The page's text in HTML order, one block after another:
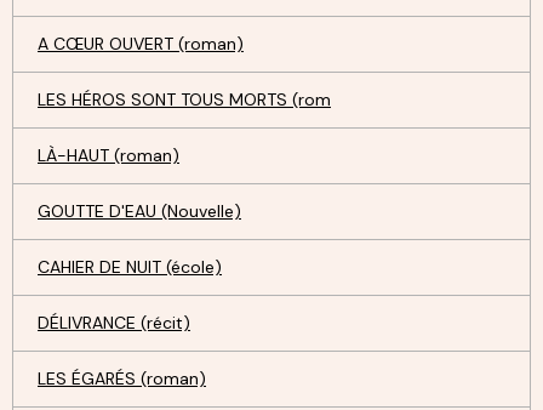
A CŒUR OUVERT (roman)
LES HÉROS SONT TOUS MORTS (rom
LÀ-HAUT (roman)
GOUTTE D'EAU (Nouvelle)
CAHIER DE NUIT (école)
DÉLIVRANCE (récit)
LES ÉGARÉS (roman)